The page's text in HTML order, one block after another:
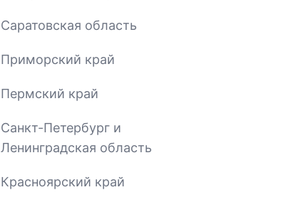
Саратовская область
Приморский край
Пермский край
Санкт-Петербург и
Ленинградская область
Красноярский край